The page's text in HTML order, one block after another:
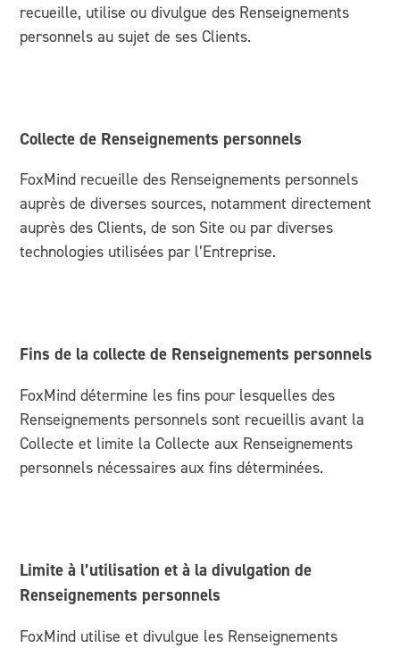
recueille, utilise ou divulgue des Renseignements
personnels au sujet de ses Clients.
Collecte de Renseignements personnels
FoxMind recueille des Renseignements personnels
auprès de diverses sources, notamment directement
auprès des Clients, de son Site ou par diverses
technologies utilisées par l’Entreprise.
Fins de la collecte de Renseignements personnels
FoxMind détermine les fins pour lesquelles des
Renseignements personnels sont recueillis avant la
Collecte et limite la Collecte aux Renseignements
personnels nécessaires aux fins déterminées.
Limite à l’utilisation et à la divulgation de
Renseignements personnels
FoxMind utilise et divulgue les Renseignements